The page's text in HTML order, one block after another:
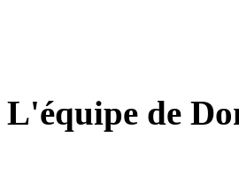
L'équipe de